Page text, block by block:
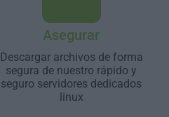
Asegurar
Descargar archivos de forma
segura de nuestro rápido y
seguro servidores dedicados
linux